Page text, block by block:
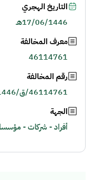
التاريخ الهجري
17/06/1446هـ
معرف المخالفة
46114761
رقم المخالفة
46114761/ق/1446هـ
الجهة
أفراد - شركات -